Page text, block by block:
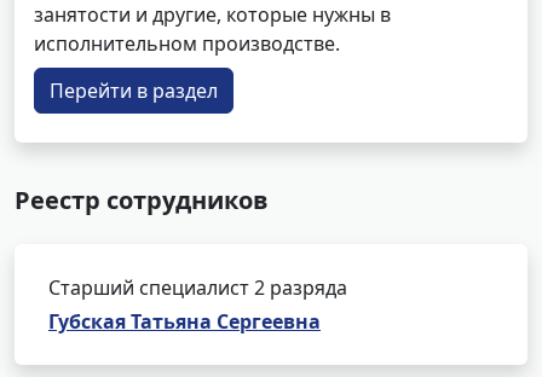
занятости и другие, которые нужны в
исполнительном производстве.
Перейти в раздел
Реестр сотрудников
Старший специалист 2 разряда
Губская Татьяна Сергеевна